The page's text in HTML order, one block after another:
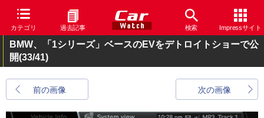
カテゴリ 過去記事 検索 Impressサイト
BMW、「1シリーズ」ベースのEVをデトロイトショーで公
開(33/41)
前の画像 次の画像